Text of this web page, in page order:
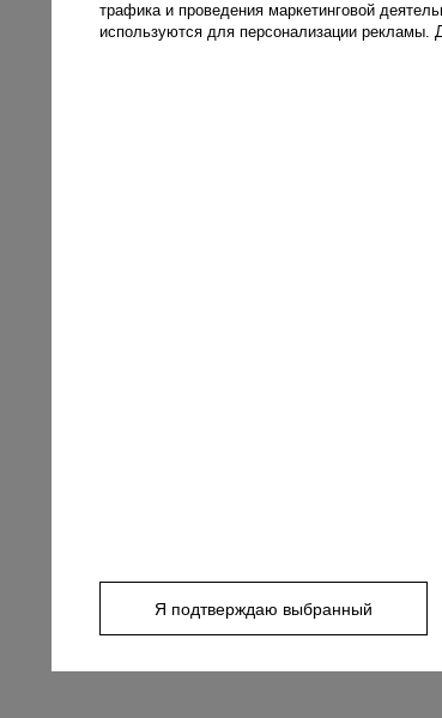
трафика и проведения маркетинговой
используются для персонализации
Я подтверждаю выбранный